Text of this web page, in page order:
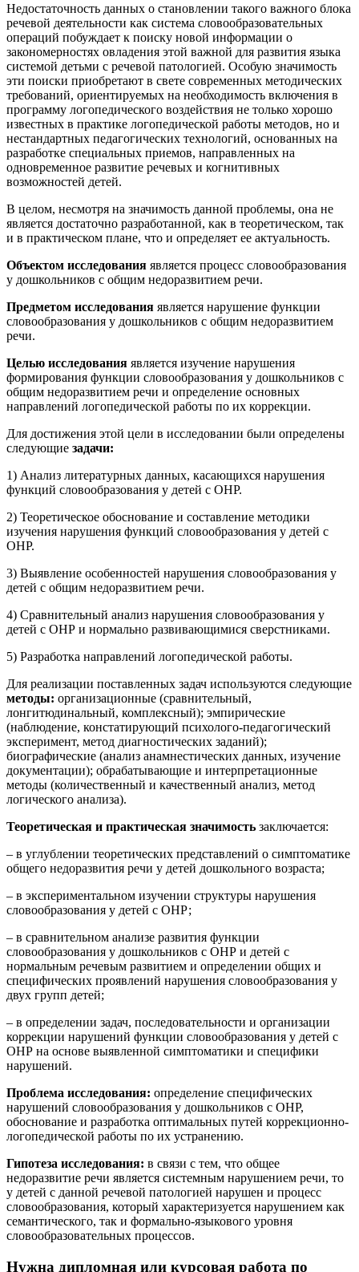
Недостаточность данных о становлении такого важного блока
речевой деятельности как система словообразовательных
операций побуждает к поиску новой информации о
закономерностях овладения этой важной для развития языка
системой детьми с речевой патологией. Особую значимость
эти поиски приобретают в свете современных методических
требований, ориентируемых на необходимость включения в
программу логопедического воздействия не только хорошо
известных в практике логопедической работы методов, но и
нестандартных педагогических технологий, основанных на
разработке специальных приемов, направленных на
одновременное развитие речевых и когнитивных
возможностей детей.
В целом, несмотря на значимость данной проблемы, она не
является достаточно разработанной, как в теоретическом, так
и в практическом плане, что и определяет ее актуальность.
Объектом исследования является процесс словообразования
у дошкольников с общим недоразвитием речи.
Предметом исследования является нарушение функции
словообразования у дошкольников с общим недоразвитием
речи.
Целью исследования является изучение нарушения
формирования функции словообразования у дошкольников с
общим недоразвитием речи и определение основных
направлений логопедической работы по их коррекции.
Для достижения этой цели в исследовании были определены
следующие задачи:
1) Анализ литературных данных, касающихся нарушения
функций словообразования у детей с ОНР.
2) Теоретическое обоснование и составление методики
изучения нарушения функций словообразования у детей с
ОНР.
3) Выявление особенностей нарушения словообразования у
детей с общим недоразвитием речи.
4) Сравнительный анализ нарушения словообразования у
детей с ОНР и нормально развивающимися сверстниками.
5) Разработка направлений логопедической работы.
Для реализации поставленных задач используются следующие
методы: организационные (сравнительный,
лонгитюдинальный, комплексный); эмпирические
(наблюдение, констатирующий психолого-педагогический
эксперимент, метод диагностических заданий);
биографические (анализ анамнестических данных, изучение
документации); обрабатывающие и интерпретационные
методы (количественный и качественный анализ, метод
логического анализа).
Теоретическая и практическая значимость заключается:
– в углублении теоретических представлений о симптоматике
общего недоразвития речи у детей дошкольного возраста;
– в экспериментальном изучении структуры нарушения
словообразования у детей с ОНР;
– в сравнительном анализе развития функции
словообразования у дошкольников с ОНР и детей с
нормальным речевым развитием и определении общих и
специфических проявлений нарушения словообразования у
двух групп детей;
– в определении задач, последовательности и организации
коррекции нарушений функции словообразования у детей с
ОНР на основе выявленной симптоматики и специфики
нарушений.
Проблема исследования: определение специфических
нарушений словообразования у дошкольников с ОНР,
обоснование и разработка оптимальных путей коррекционно-
логопедической работы по их устранению.
Гипотеза исследования: в связи с тем, что общее
недоразвитие речи является системным нарушением речи, то
у детей с данной речевой патологией нарушен и процесс
словообразования, который характеризуется нарушением как
семантического, так и формально-языкового уровня
словообразовательных процессов.
Нужна дипломная или курсовая работа по